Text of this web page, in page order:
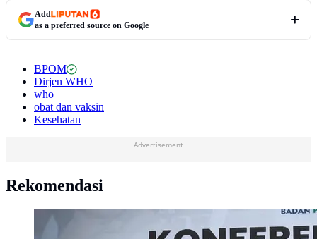
Add
as a preferred source on Google
BPOM
Dirjen WHO
who
obat dan vaksin
Kesehatan
Advertisement
Rekomendasi